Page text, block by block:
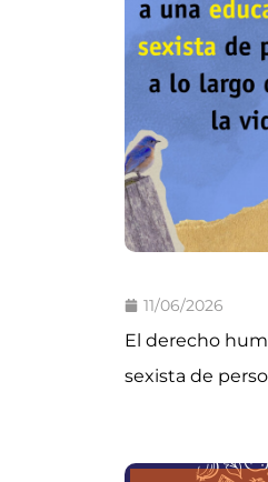
11/06/2026
El derecho
sexista de